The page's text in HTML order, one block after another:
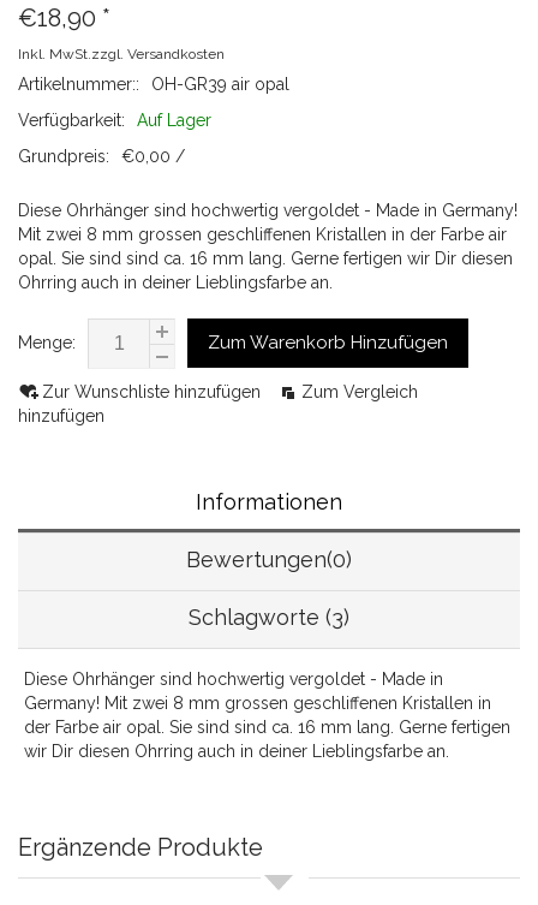
€18,90 *
Inkl. MwSt.zzgl. Versandkosten
Artikelnummer::
OH-GR39 air opal
Verfügbarkeit:
Auf Lager
Grundpreis:
€0,00 /
Diese Ohrhänger sind hochwertig vergoldet - Made in Germany!
Mit zwei 8 mm grossen geschliffenen Kristallen in der Farbe air
opal. Sie sind sind ca. 16 mm lang. Gerne fertigen wir Dir diesen
Ohrring auch in deiner Lieblingsfarbe an.
Menge: Zum Warenkorb Hinzufügen
Zur Wunschliste hinzufügen
Zum Vergleich
hinzufügen
Informationen
Bewertungen(0)
Schlagworte (3)
Diese Ohrhänger sind hochwertig vergoldet - Made in
Germany! Mit zwei 8 mm grossen geschliffenen Kristallen in
der Farbe air opal. Sie sind sind ca. 16 mm lang. Gerne fertigen
wir Dir diesen Ohrring auch in deiner Lieblingsfarbe an.
Ergänzende Produkte